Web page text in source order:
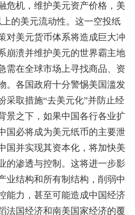
危机，维护美元资产价格，美
的美元流动性。这一空投纸
对美元货币体系将造成巨大冲
崩溃并维护美元的世界霸主地
需在全球市场上寻找商品、资
。各国政府十分警惕美国滥发
采取措施“去美元化”并防止经
景之下，如果中国各行各业扩
国必将成为美元纸币的主要泄
国并实现其资本化，将加快美
的渗透与控制。这将进一步影
业结构和所有制结构，削弱中
能力，甚至可能造成中国经济
法国经济和南美国家经济的覆